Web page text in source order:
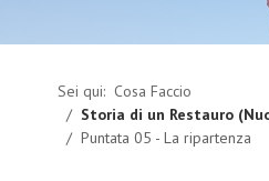
Sei qui: Cosa Faccio
Storia di un Restauro
Puntata 05 - La ripartenza